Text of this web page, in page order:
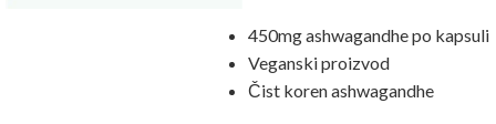
450mg ashwagandhe po kapsuli
Veganski proizvod
Čist koren ashwagandhe